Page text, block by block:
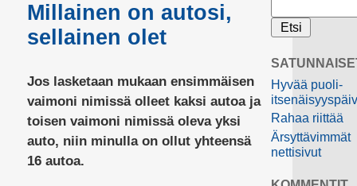
Millainen on autosi,
sellainen olet
Jos lasketaan mukaan ensimmäisen
vaimoni nimissä olleet kaksi autoa ja
toisen vaimoni nimissä oleva yksi
auto, niin minulla on ollut yhteensä
16 autoa.
Hyvää puoli-
Rahaa riittää
Ärsyttävimmät
nettisivut